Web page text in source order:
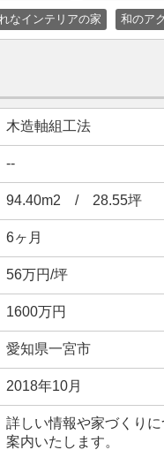
なインテリアの家 和のア
木造軸組工法
--
94.40m2 / 28.55坪
6ヶ月
56万円/坪
1600万円
愛知県一宮市
2018年10月
詳しい情報や家づくり
案内いたします。